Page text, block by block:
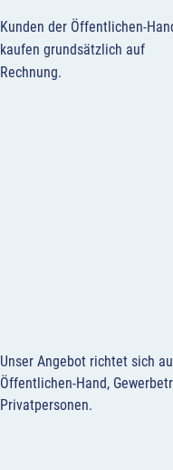
Kunden der Öffentlichen-
kaufen grundsätzlich auf
Rechnung.
Unser Angebot richtet sich
Öffentlichen-Hand,
Privatpersonen.